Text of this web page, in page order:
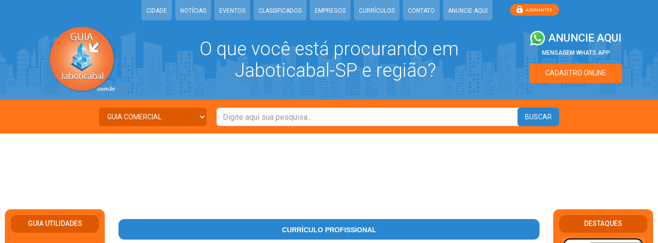
CIDADE NOTÍCIAS EVENTOS CLASSIFICADOS EMPREGOS CURRÍCULOS CONTATO ANUNCIE AQUI
O que você está procurando em
Jaboticabal-SP e região?
ANUNCIE AQUI
MENSAGEM WHATS APP
CADASTRO ONLINE
GUIA UTILIDADES
CURRÍCULO PROFISSIONAL
DESTAQUES